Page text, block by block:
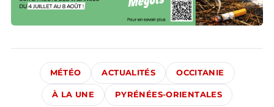
MÉTÉO ACTUALITÉS OCCITANIE
À LA UNE PYRÉNÉES-ORIENTALES